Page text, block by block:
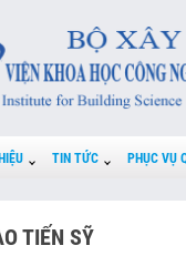
TIN TỨC PHỤC VỤ
TIẾN SỸ